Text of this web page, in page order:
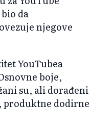
da
njegove
YouTubea
boje,
su, ali dorađeni
dodirne